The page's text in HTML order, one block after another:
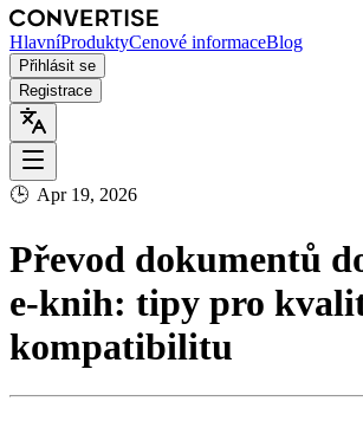
HlavníProduktyCenové informaceBlog
Přihlásit se
Registrace
🕒 Apr 19, 2026
Převod dokumentů
e‑knih: tipy pro
kompatibilitu